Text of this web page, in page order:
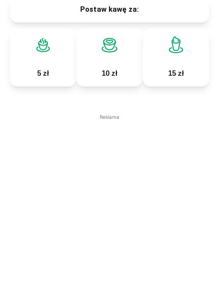
Postaw kawę za:
5 zł 10 zł 15 zł
Reklama